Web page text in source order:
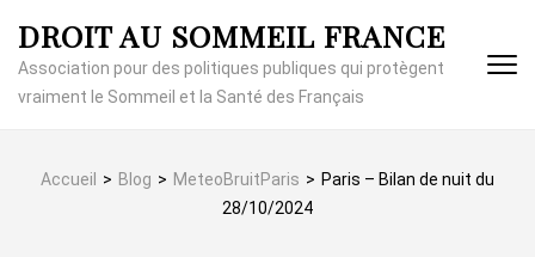
contenu
(Pressez
DROIT AU SOMMEIL FRANCE
Association pour des politiques publiques qui protègent
vraiment le Sommeil et la Santé des Français
Accueil > Blog > MeteoBruitParis > Paris – Bilan de nuit du
28/10/2024